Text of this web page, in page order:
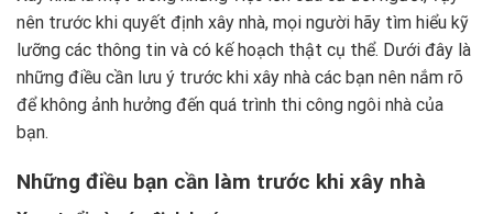
nên trước khi quyết định xây nhà, mọi người hãy tìm hiểu kỹ
lưỡng các thông tin và có kế hoạch thật cụ thể. Dưới đây là
những điều cần lưu ý trước khi xây nhà các bạn nên nắm rõ
để không ảnh hưởng đến quá trình thi công ngôi nhà của
bạn.
Những điều bạn cần làm trước khi xây nhà